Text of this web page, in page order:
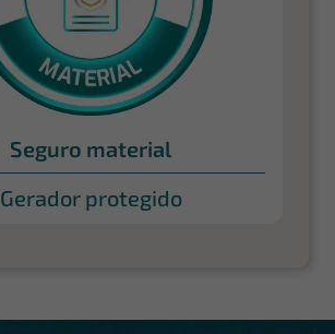
Seguro material
Gerador protegido